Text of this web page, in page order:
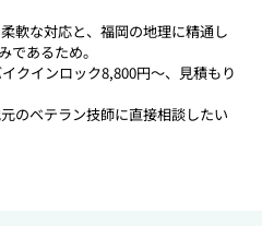
軟な対応と、福岡の地理に精通し
であるため。
クインロック8,800円〜、見積もり
のベテラン技師に直接相談したい